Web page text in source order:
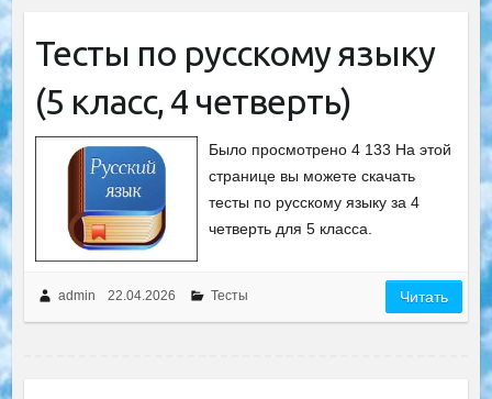
Тесты по русскому языку
(5 класс, 4 четверть)
Было просмотрено 4 133 На этой
странице вы можете скачать
тесты по русскому языку за 4
четверть для 5 класса.
admin 22.04.2026 Тесты Читать